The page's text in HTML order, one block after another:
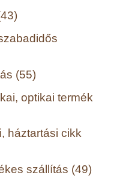
(55)
optikai termék
háztartási cikk
szállítás (49)